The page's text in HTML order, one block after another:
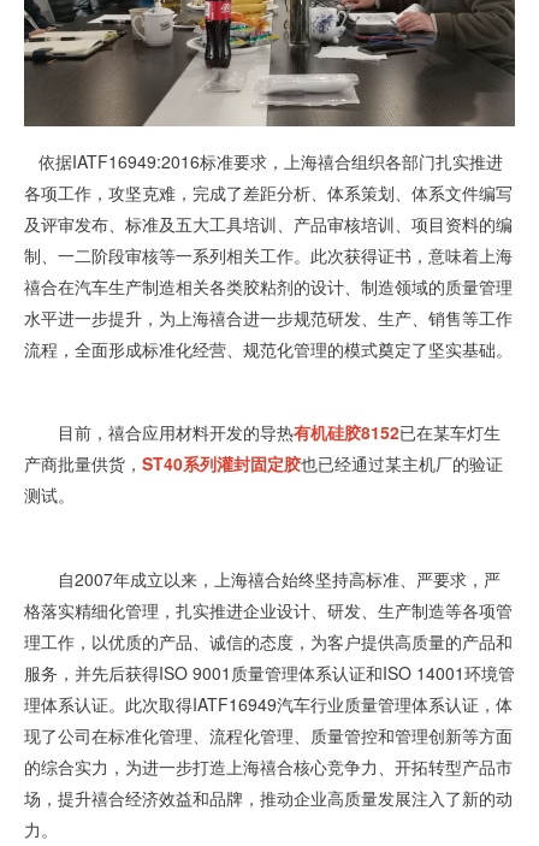
依据IATF16949:2016标准要求，上海禧合组织各部门扎实推进
各项工作，攻坚克难，完成了差距分析、体系策划、体系文件编写
及评审发布、标准及五大工具培训、产品审核培训、项目资料的编
制、一二阶段审核等一系列相关工作。此次获得证书，意味着上海
禧合在汽车生产制造相关各类胶粘剂的设计、制造领域的质量管理
水平进一步提升，为上海禧合进一步规范研发、生产、销售等工作
流程，全面形成标准化经营、规范化管理的模式奠定了坚实基础。
目前，禧合应用材料开发的导热有机硅胶8152已在某车灯生
产商批量供货， ST40系列灌封固定胶也已经通过某主机厂的验证
测试。
自2007年成立以来，上海禧合始终坚持高标准、严要求，严
格落实精细化管理，扎实推进企业设计、研发、生产制造等各项管
理工作，以优质的产品、诚信的态度，为客户提供高质量的产品和
服务，并先后获得ISO 9001质量管理体系认证和ISO 14001环境管
理体系认证。此次取得IATF16949汽车行业质量管理体系认证，体
现了公司在标准化管理、流程化管理、质量管控和管理创新等方面
的综合实力，为进一步打造上海禧合核心竞争力、开拓转型产品市
场，提升禧合经济效益和品牌，推动企业高质量发展注入了新的动
力。